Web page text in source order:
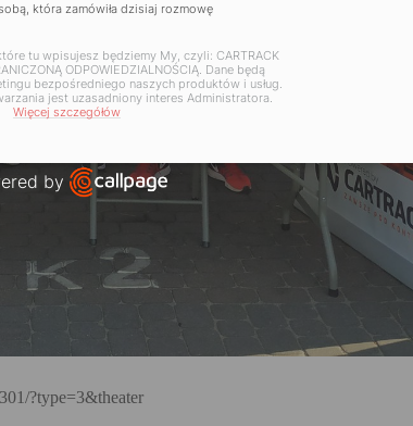
?type=3&theater
która zamówiła dzisiaj rozmowę
tu wpisujesz będziemy My, czyli: CARTRACK
ODPOWIEDZIALNOŚCIĄ. Dane będą
bezpośredniego naszych produktów i usług.
jest uzasadniony interes Administratora.
Więcej szczegółów
by
link in new window